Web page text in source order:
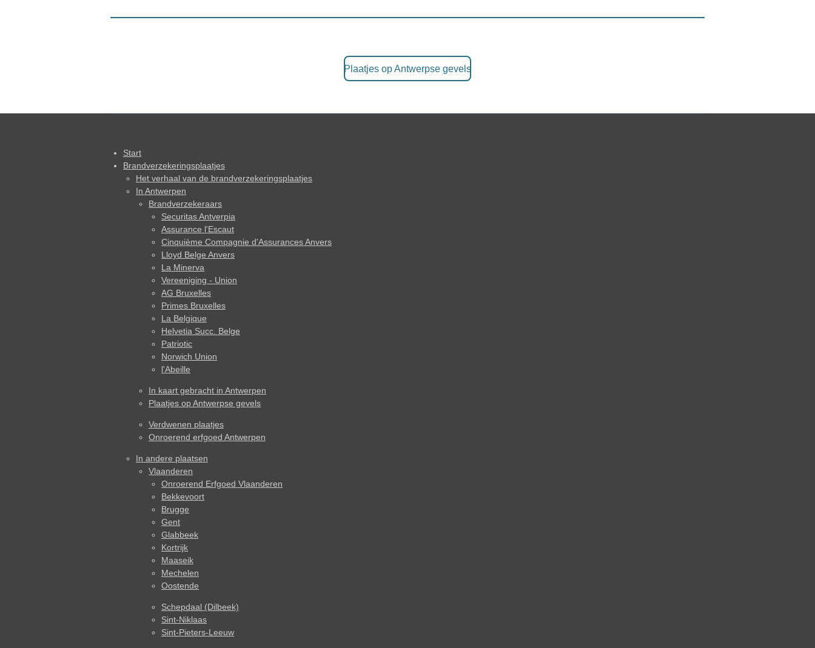
Plaatjes op Antwerpse gevels
Start
Brandverzekeringsplaatjes
Het verhaal van de brandverzekeringsplaatjes
In Antwerpen
Brandverzekeraars
Securitas Antverpia
Assurance l'Escaut
Cinquième Compagnie d'Assurances Anvers
Lloyd Belge Anvers
La Minerva
Vereeniging - Union
AG Bruxelles
Primes Bruxelles
La Belgique
Helvetia Succ. Belge
Patriotic
Norwich Union
l'Abeille
In kaart gebracht in Antwerpen
Plaatjes op Antwerpse gevels
Verdwenen plaatjes
Onroerend erfgoed Antwerpen
In andere plaatsen
Vlaanderen
Onroerend Erfgoed Vlaanderen
Bekkevoort
Brugge
Gent
Glabbeek
Kortrijk
Maaseik
Mechelen
Oostende
Schepdaal (Dilbeek)
Sint-Niklaas
Sint-Pieters-Leeuw